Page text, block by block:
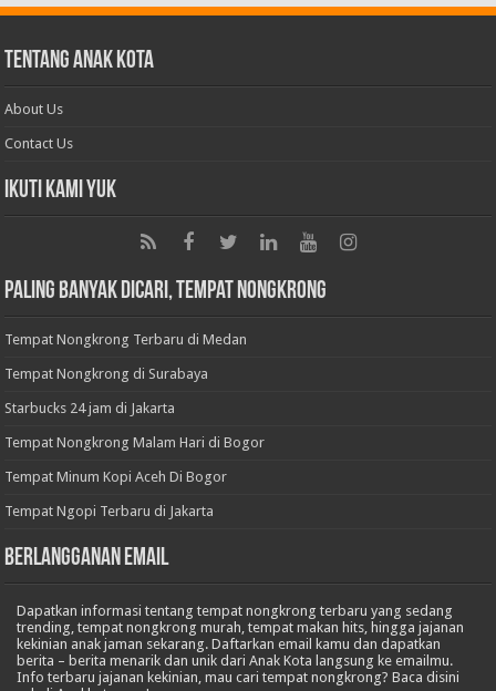
Tentang Anak Kota
About Us
Contact Us
Ikuti Kami Yuk
Paling Banyak Dicari, Tempat Nongkrong
Tempat Nongkrong Terbaru di Medan
Tempat Nongkrong di Surabaya
Starbucks 24 jam di Jakarta
Tempat Nongkrong Malam Hari di Bogor
Tempat Minum Kopi Aceh Di Bogor
Tempat Ngopi Terbaru di Jakarta
BERLANGGANAN EMAIL
Dapatkan informasi tentang tempat nongkrong terbaru yang sedang
trending, tempat nongkrong murah, tempat makan hits, hingga jajanan
kekinian anak jaman sekarang. Daftarkan email kamu dan dapatkan
berita – berita menarik dan unik dari Anak Kota langsung ke emailmu.
Info terbaru jajanan kekinian, mau cari tempat nongkrong? Baca disini